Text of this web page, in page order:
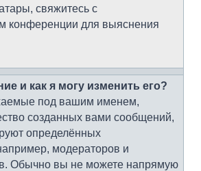
свяжитесь с
конференции для выяснения
и как я могу изменить его?
под вашим именем,
созданных вами сообщений,
определённых
модераторов и
Обычно вы не можете напрямую